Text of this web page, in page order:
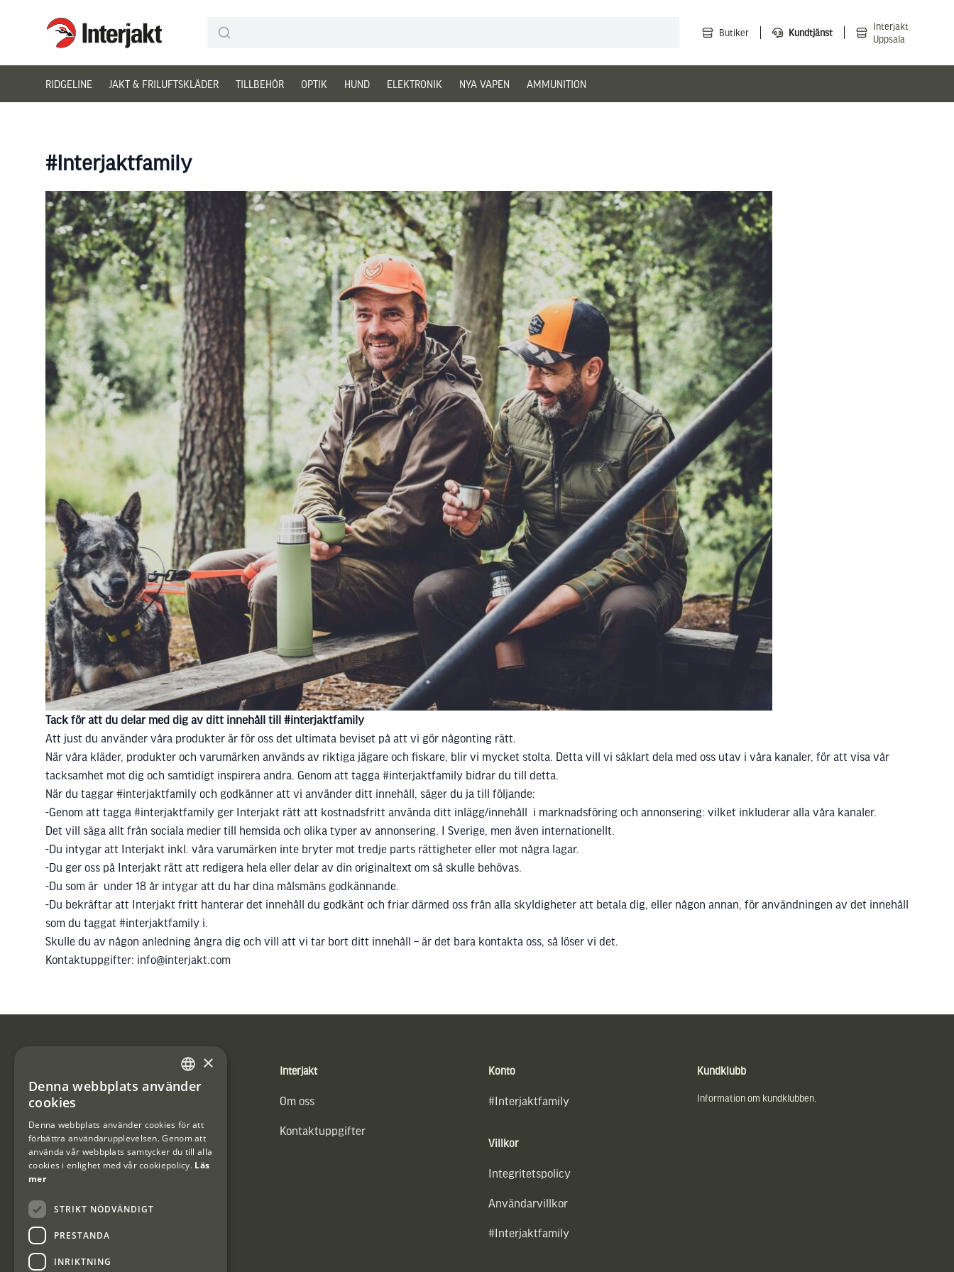
Interjakt SE
Butiker Kundtjänst
Interjakt
Uppsala
RIDGELINE JAKT & FRILUFTSKLÄDER TILLBEHÖR OPTIK HUND ELEKTRONIK NYA VAPEN AMMUNITION
#Interjaktfamily
Tack för att du delar med dig av ditt innehåll till #interjaktfamily
Att just du använder våra produkter är för oss det ultimata beviset på att vi gör någonting rätt.
När våra kläder, produkter och varumärken används av riktiga jägare och fiskare, blir vi mycket stolta. Detta vill vi såklart dela med oss utav i våra kanaler, för att visa vår
tacksamhet mot dig och samtidigt inspirera andra. Genom att tagga #interjaktfamily bidrar du till detta.
När du taggar #interjaktfamily och godkänner att vi använder ditt innehåll, säger du ja till följande:
-Genom att tagga #interjaktfamily ger Interjakt rätt att kostnadsfritt använda ditt inlägg/innehåll i marknadsföring och annonsering: vilket inkluderar alla våra kanaler.
Det vill säga allt från sociala medier till hemsida och olika typer av annonsering. I Sverige, men även internationellt.
-Du intygar att Interjakt inkl. våra varumärken inte bryter mot tredje parts rättigheter eller mot några lagar.
-Du ger oss på Interjakt rätt att redigera hela eller delar av din originaltext om så skulle behövas.
-Du som är under 18 år intygar att du har dina målsmäns godkännande.
-Du bekräftar att Interjakt fritt hanterar det innehåll du godkänt och friar därmed oss från alla skyldigheter att betala dig, eller någon annan, för användningen av det innehåll
som du taggat #interjaktfamily i.
Skulle du av någon anledning ångra dig och vill att vi tar bort ditt innehåll – är det bara kontakta oss, så löser vi det.
Kontaktuppgifter: info@interjakt.com
Vännäs Friluftbyxa
Interjakt
Om oss
Kontaktuppgifter
Konto
#Interjaktfamily
Villkor
Integritetspolicy
Användarvillkor
#Interjaktfamily
Kundklubb
Information om kundklubben.
SWEDISH
×
Denna webbplats använder
cookies
Denna webbplats använder cookies för att
förbättra användarupplevelsen. Genom att
använda vår webbplats samtycker du till alla
cookies i enlighet med vår cookiepolicy. Läs
mer
STRIKT NÖDVÄNDIGT
PRESTANDA
INRIKTNING